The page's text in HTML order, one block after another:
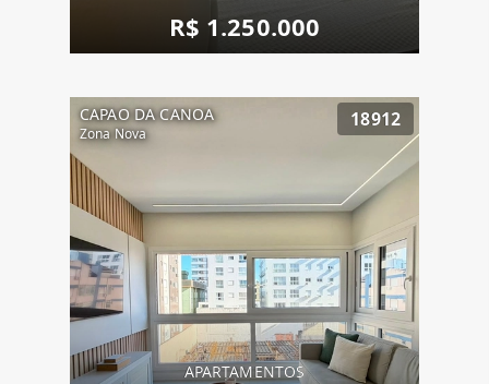
R$ 1.250.000
CAPAO DA CANOA
Zona Nova
18912
APARTAMENTOS